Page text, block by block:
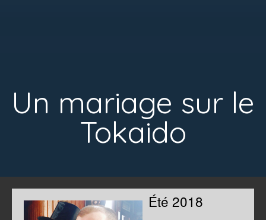
Un mariage sur le
Tokaido
Été 2018